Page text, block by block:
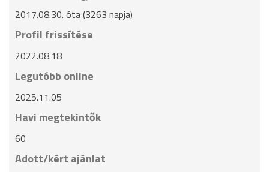
2017.08.30. óta (3263 napja)
Profil frissítése
2022.08.18
Legutóbb online
2025.11.05
Havi megtekintők
60
Adott/kért ajánlat